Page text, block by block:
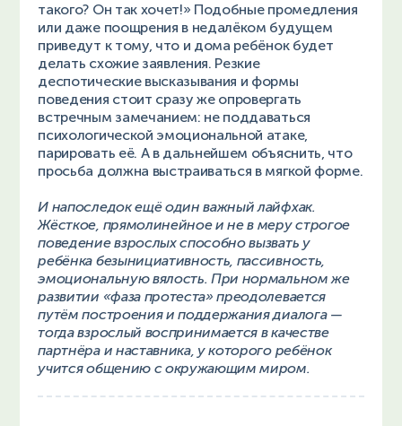
такого? Он так хочет!» Подобные промедления
или даже поощрения в недалёком будущем
приведут к тому, что и дома ребёнок будет
делать схожие заявления. Резкие
деспотические высказывания и формы
поведения стоит сразу же опровергать
встречным замечанием: не поддаваться
психологической эмоциональной атаке,
парировать её. А в дальнейшем объяснить, что
просьба должна выстраиваться в мягкой форме.
И напоследок ещё один важный лайфхак.
Жёсткое, прямолинейное и не в меру строгое
поведение взрослых способно вызвать у
ребёнка безынициативность, пассивность,
эмоциональную вялость. При нормальном же
развитии «фаза протеста» преодолевается
путём построения и поддержания диалога —
тогда взрослый воспринимается в качестве
партнёра и наставника, у которого ребёнок
учится общению с окружающим миром.